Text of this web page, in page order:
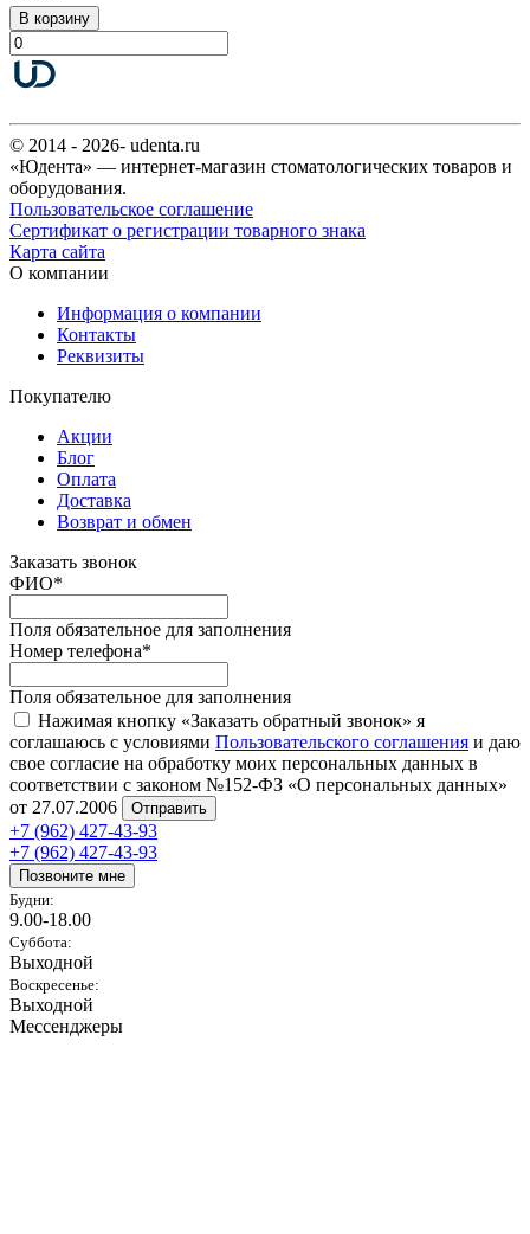
В корзину
© 2014 - 2026- udenta.ru
«Юдента» — интернет-магазин стоматологических товаров и
оборудования.
Пользовательское соглашение
Сертификат о регистрации товарного знака
Карта сайта
О компании
Информация о компании
Контакты
Реквизиты
Покупателю
Акции
Блог
Оплата
Доставка
Возврат и обмен
Заказать звонок
ФИО*
Поля обязательное для заполнения
Номер телефона*
Поля обязательное для заполнения
Нажимая кнопку «Заказать обратный звонок» я
соглашаюсь с условиями Пользовательского соглашения и даю
свое согласие на обработку моих персональных данных в
соответствии с законом №152-ФЗ «О персональных данных»
от 27.07.2006
Отправить
+7 (962) 427-43-93
+7 (962) 427-43-93
Позвоните мне
Будни:
9.00-18.00
Суббота:
Выходной
Воскресенье:
Выходной
Мессенджеры